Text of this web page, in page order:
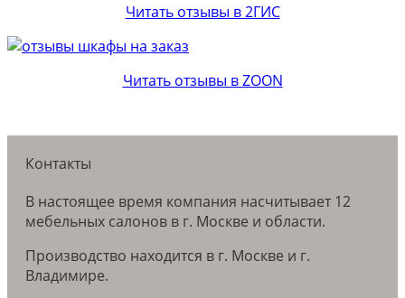
Читать отзывы в 2ГИС
Читать отзывы в ZOON
Контакты
В настоящее время компания насчитывает 12
мебельных салонов в г. Москве и области.
Производство находится в г. Москве и г.
Владимире.